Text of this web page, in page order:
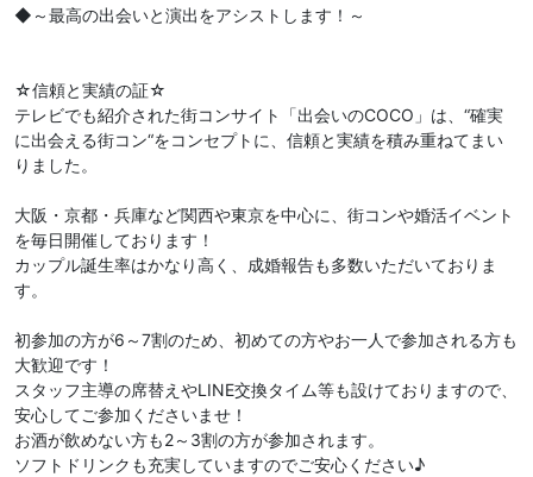
◆～最高の出会いと演出をアシストします！～
☆信頼と実績の証☆
テレビでも紹介された街コンサイト「出会いのCOCO」は、“確実
に出会える街コン“をコンセプトに、信頼と実績を積み重ねてまい
りました。
大阪・京都・兵庫など関西や東京を中心に、街コンや婚活イベント
を毎日開催しております！
カップル誕生率はかなり高く、成婚報告も多数いただいておりま
す。
初参加の方が6～7割のため、初めての方やお一人で参加される方も
大歓迎です！
スタッフ主導の席替えやLINE交換タイム等も設けておりますので、
安心してご参加くださいませ！
お酒が飲めない方も2～3割の方が参加されます。
ソフトドリンクも充実していますのでご安心ください♪